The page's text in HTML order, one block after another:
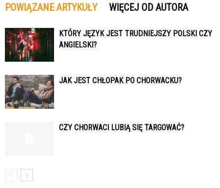
POWIĄZANE ARTYKUŁY WIĘCEJ OD AUTORA
KTÓRY JĘZYK JEST TRUDNIEJSZY POLSKI CZY
ANGIELSKI?
JAK JEST CHŁOPAK PO CHORWACKU?
CZY CHORWACI LUBIĄ SIĘ TARGOWAĆ?